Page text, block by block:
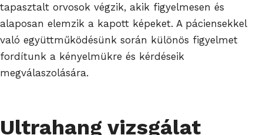
tapasztalt orvosok végzik, akik figyelmesen és
alaposan elemzik a kapott képeket. A páciensekkel
való együttműködésünk során különös figyelmet
fordítunk a kényelmükre és kérdéseik
megválaszolására.
Ultrahang vizsgálat